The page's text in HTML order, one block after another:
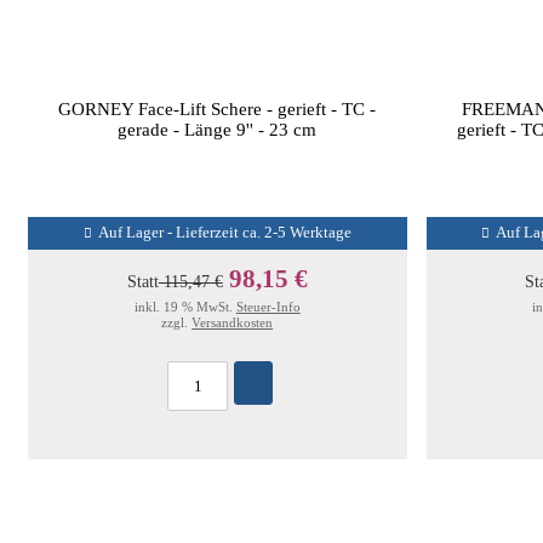
GORNEY Face-Lift Schere - gerieft - TC -
gerade - Länge 9'' - 23 cm
Auf Lager - Lieferzeit ca. 2-5 Werktage
Statt115,47 € 98,15 €
inkl. 19 % MwSt. Steuer-Info
zzgl.Versandkosten
gerieft -
Auf